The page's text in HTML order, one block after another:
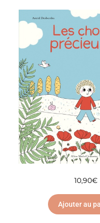
10,90€
Ajouter au